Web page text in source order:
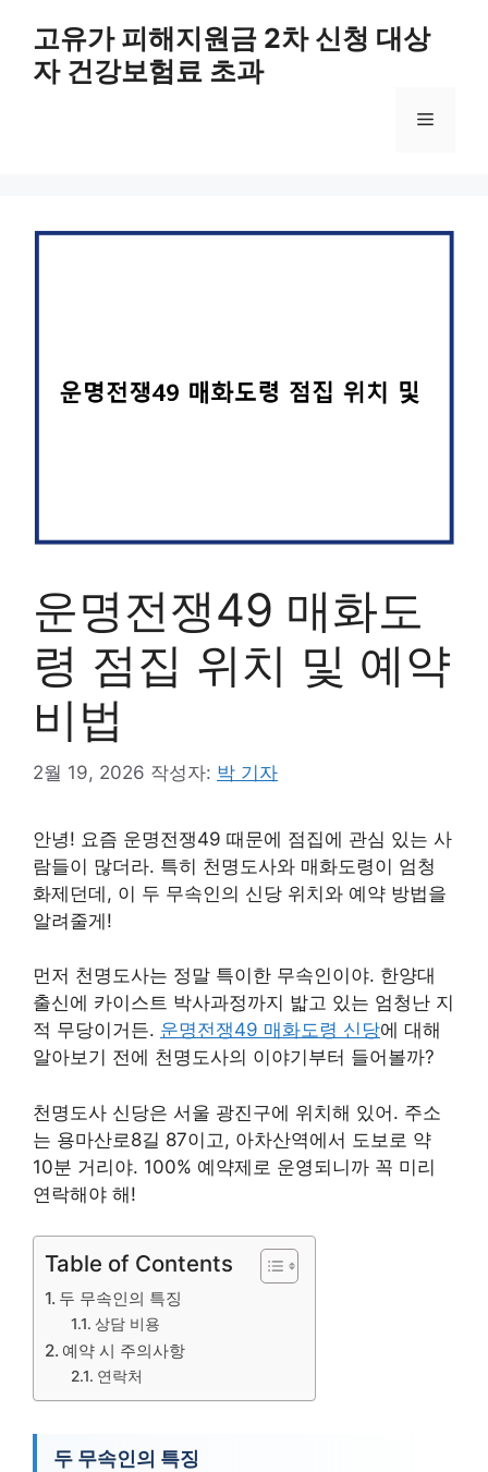
고유가 피해지원금 2차 신청 대상
자 건강보험료 초과
메
운명전쟁49 매화도
령 점집 위치 및 예약
비법
2월 19, 2026 작성자: 박 기자
안녕! 요즘 운명전쟁49 때문에 점집에 관심 있는 사
람들이 많더라. 특히 천명도사와 매화도령이 엄청
화제던데, 이 두 무속인의 신당 위치와 예약 방법을
알려줄게!
먼저 천명도사는 정말 특이한 무속인이야. 한양대
출신에 카이스트 박사과정까지 밟고 있는 엄청난 지
적 무당이거든. 운명전쟁49 매화도령 신당에 대해
알아보기 전에 천명도사의 이야기부터 들어볼까?
천명도사 신당은 서울 광진구에 위치해 있어. 주소
는 용마산로8길 87이고, 아차산역에서 도보로 약
10분 거리야. 100% 예약제로 운영되니까 꼭 미리
연락해야 해!
Table of Contents
두 무속인의 특징
상담 비용
예약 시 주의사항
연락처
두 무속인의 특징